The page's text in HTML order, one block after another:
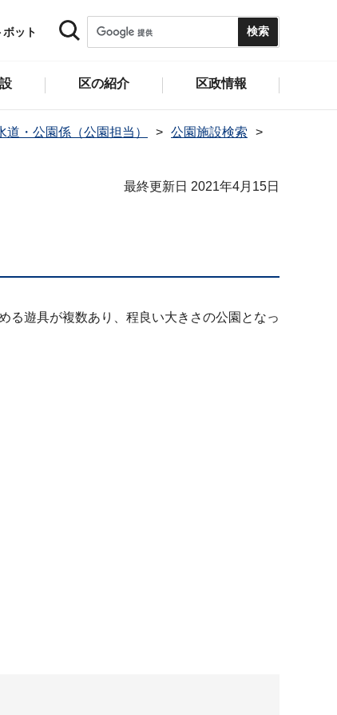
ット
区の紹介 区政情報
道・公園係（公園担当）
公園施設検索
最終更新日 2021年4月15日
る遊具が複数あり、程良い大きさの公園となっ